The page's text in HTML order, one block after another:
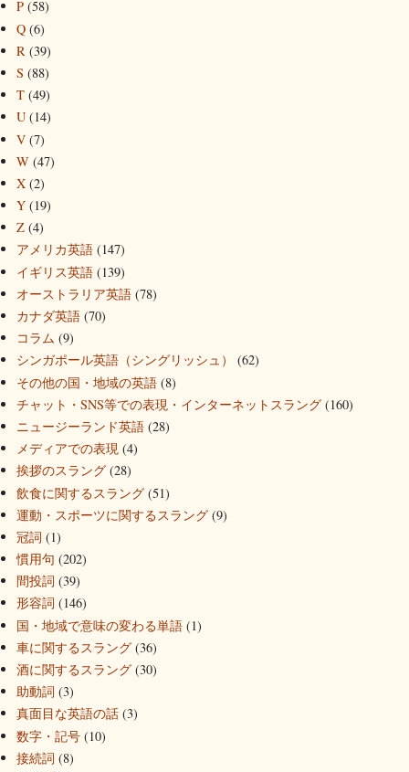
P (58)
Q (6)
R (39)
S (88)
T (49)
U (14)
V (7)
W (47)
X (2)
Y (19)
Z (4)
アメリカ英語 (147)
イギリス英語 (139)
オーストラリア英語 (78)
カナダ英語 (70)
コラム (9)
シンガポール英語（シングリッシュ）
(62)
その他の国・地域の英語 (8)
チャット・SNS等での表現・インターネットスラング (160)
ニュージーランド英語 (28)
メディアでの表現 (4)
挨拶のスラング (28)
飲食に関するスラング (51)
運動・スポーツに関するスラング (9)
冠詞 (1)
慣用句 (202)
間投詞 (39)
形容詞 (146)
国・地域で意味の変わる単語 (1)
車に関するスラング (36)
酒に関するスラング (30)
助動詞 (3)
真面目な英語の話 (3)
数字・記号 (10)
接続詞 (8)